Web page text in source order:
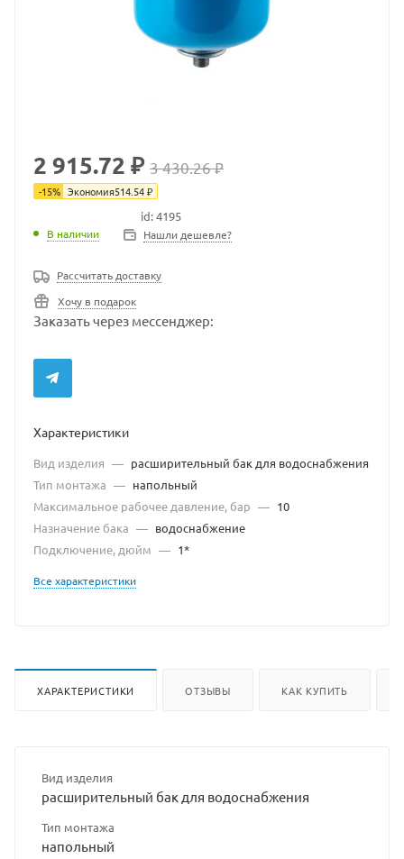
2 915.72 ₽ 3 430.26 ₽
-15% Экономия514.54₽
id: 4195
В наличии Нашли дешевле?
Рассчитать доставку
Хочу в подарок
Заказать через мессенджер:
Характеристики
Вид изделия — расширительный бак для водоснабжения
Тип монтажа — напольный
Максимальное рабочее давление, бар — 10
Назначение бака — водоснабжение
Подключение, дюйм — 1*
Все характеристики
ХАРАКТЕРИСТИКИ ОТЗЫВЫ КАК КУПИТЬ
Вид изделия
расширительный бак для водоснабжения
Тип монтажа
напольный